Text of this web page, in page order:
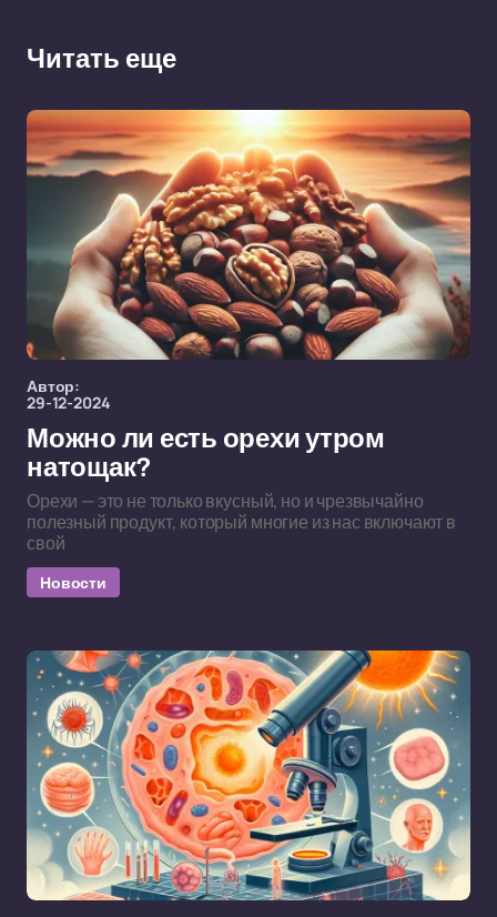
Читать еще
Автор:
29-12-2024
Можно ли есть орехи утром
натощак?
Орехи — это не только вкусный, но и чрезвычайно
полезный продукт, который многие из нас включают в
свой
Новости